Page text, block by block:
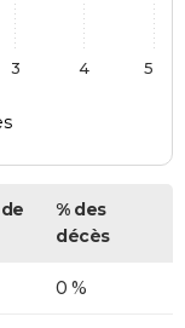
3 4 5
% des
décès
0 %